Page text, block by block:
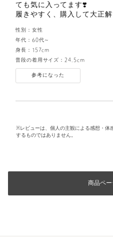
ても気に入ってます❣️
履きやすく、購入して大正解
性別： 女性
年代： 60代～
身長： 157cm
普段の着用サイズ： 24.5cm
参考になった
※レビューは、個人の主観による感想・体
するものではありません。
商品ペ